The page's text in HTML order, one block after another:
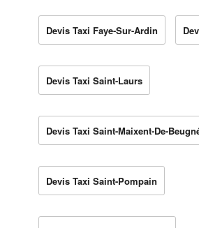
Devis Taxi Faye-Sur-Ardin
Devis Taxi Saint-Laurs
Devis Taxi Saint-Maixent-De-
Devis Taxi Saint-Pompain